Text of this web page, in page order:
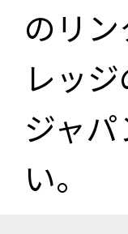
のリ
レッ
ジャ
い。